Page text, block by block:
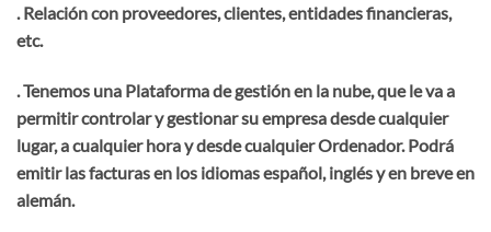
. Relación con proveedores, clientes, entidades financieras,
etc.
. Tenemos una Plataforma de gestión en la nube, que le va a
permitir controlar y gestionar su empresa desde cualquier
lugar, a cualquier hora y desde cualquier Ordenador. Podrá
emitir las facturas en los idiomas español, inglés y en breve en
alemán.